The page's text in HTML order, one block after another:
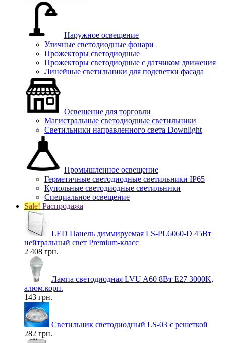
Наружное освещение
Уличные светодиодные фонари
Прожекторы светодиодные
Прожекторы светодиодные с датчиком движения
Линейные светильники для подсветки фасада
Освещение для торговли
Магистральные светодиодные светильники
Светильники направленного света Downlight
Промышленное освещение
Герметичные светодиодные светильники IP65
Купольные светодиодные светильники
Специальное освещение
Sale! Распродажа
LED Панель диммируемая LS-PL6060-D 45Вт
нейтральный свет Premium-класс
2 408 грн.
Лампа светодиодная LVU A60 8Вт E27 3000K,
алюм.корп.
143 грн.
Светильник светодиодный LS-03 с решеткой
282 грн.